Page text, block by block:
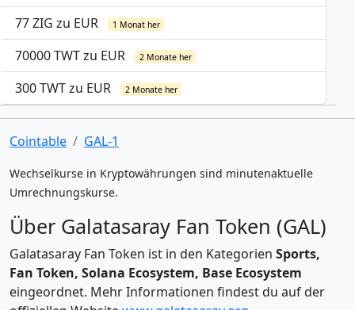
77 ZIG zu EUR 1 Monat her
70000 TWT zu EUR 2 Monate her
300 TWT zu EUR 2 Monate her
Cointable GAL-1
Wechselkurse in Kryptowährungen sind minutenaktuelle
Umrechnungskurse.
Über Galatasaray Fan Token (GAL)
Galatasaray Fan Token ist in den Kategorien Sports,
Fan Token, Solana Ecosystem, Base Ecosystem
eingeordnet. Mehr Informationen findest du auf der